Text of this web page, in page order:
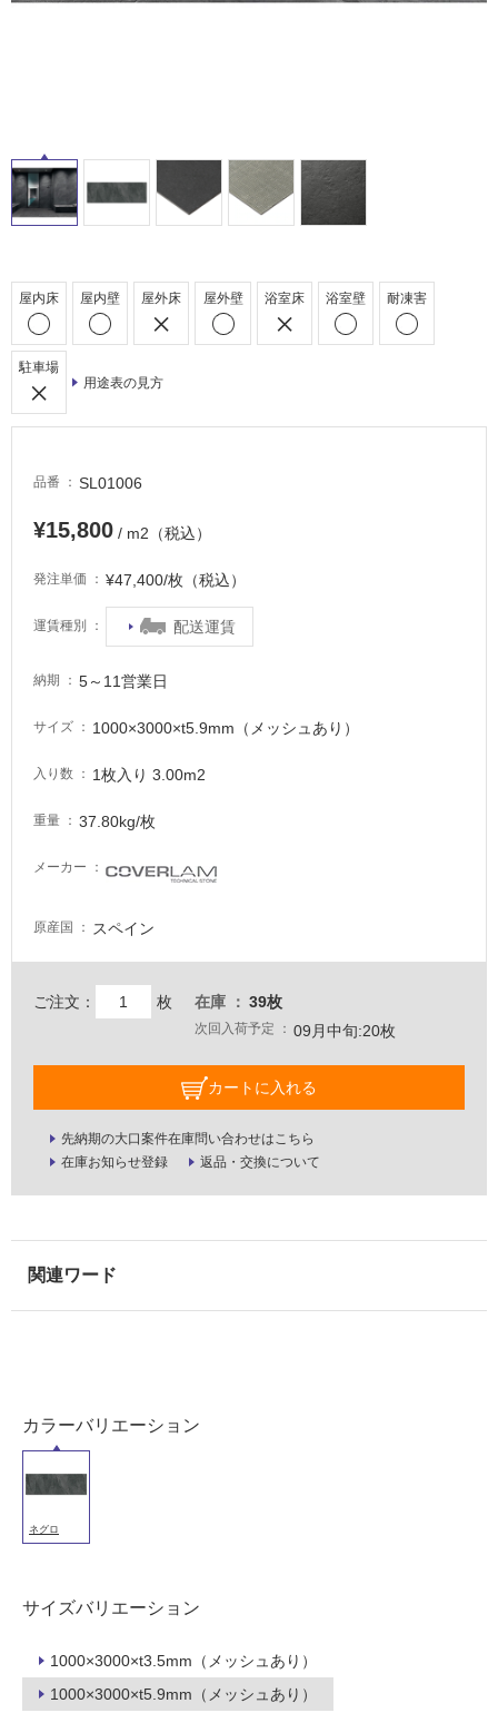
屋内床 屋内壁 屋外床 屋外壁 浴室床 浴室壁 耐凍害
駐車場
用途表の見方
品番 SL01006
¥15,800 / m2（税込）
発注単価 ¥47,400/枚（税込）
運賃種別 配送運賃
納期 5～11営業日
サイズ 1000×3000×t5.9mm（メッシュあり）
入り数 1枚入り 3.00m2
重量 37.80kg/枚
メーカー
原産国 スペイン
ご注文： 枚 在庫 39枚
次回入荷予定 09月中旬:20枚
カートに入れる
先納期の大口案件在庫問い合わせはこちら
在庫お知らせ登録
返品・交換について
カラーバリエーション
ネグロ
サイズバリエーション
1000×3000×t3.5mm（メッシュあり）
1000×3000×t5.9mm（メッシュあり）
外
床・
浴
床・
駐
車
場
常
適
て
る
適
い
が
意
必
て
い
な
い
屋
壁・
浴
室
能
地
使
用